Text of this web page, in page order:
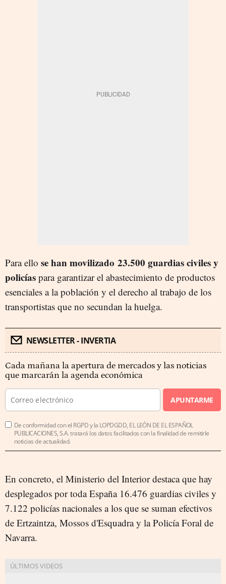
Para ello se han movilizado 23.500 guardias civiles y
policías para garantizar el abastecimiento de productos
esenciales a la población y el derecho al trabajo de los
transportistas que no secundan la huelga.
NEWSLETTER - INVERTIA
Cada mañana la apertura de mercados y las noticias
que marcarán la agenda económica
APUNTARME
De conformidad con el RGPD y la LOPDGDD, EL LEÓN DE EL ESPAÑOL
PUBLICACIONES, S.A. tratará los datos facilitados con la finalidad de remitirle
noticias de actualidad.
En concreto, el Ministerio del Interior destaca que hay
desplegados por toda España 16.476 guardias civiles y
7.122 policías nacionales a los que se suman efectivos
de Ertzaintza, Mossos d'Esquadra y la Policía Foral de
Navarra.